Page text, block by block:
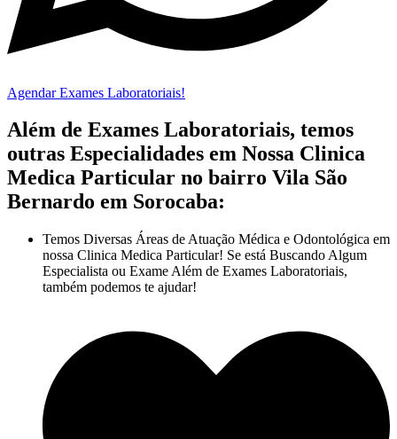
Agendar Exames Laboratoriais!
Além de Exames Laboratoriais, temos
outras Especialidades em Nossa Clinica
Medica Particular no bairro Vila São
Bernardo em Sorocaba:
Temos Diversas Áreas de Atuação Médica e Odontológica em
nossa Clinica Medica Particular! Se está Buscando Algum
Especialista ou Exame Além de Exames Laboratoriais,
também podemos te ajudar!